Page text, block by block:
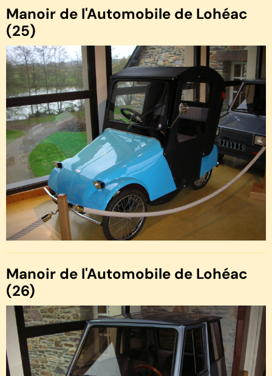
Manoir de l'Automobile de Lohéac
(25)
Manoir de l'Automobile de Lohéac
(26)